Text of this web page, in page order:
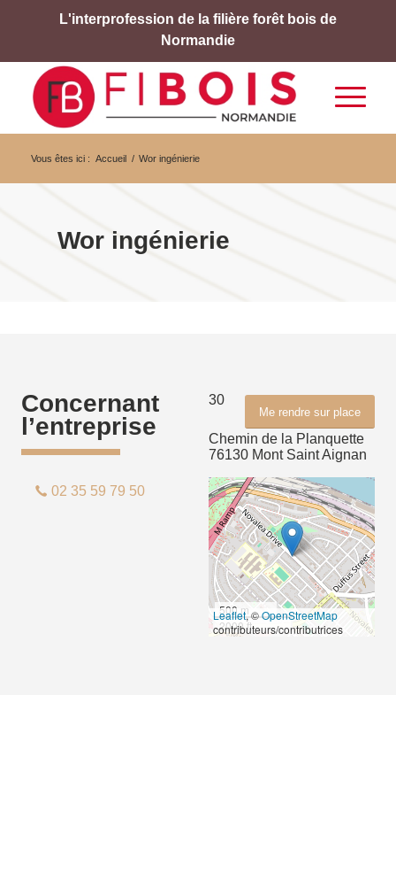
L'interprofession de la filière forêt bois de
Normandie
Vous êtes ici : Accueil / Wor ingénierie
Wor ingénierie
Concernant
l’entreprise
02 35 59 79 50
Me rendre sur place
30
Chemin de la Planquette
76130 Mont Saint Aignan
500 m
2000 ft
Leaflet, ©OpenStreetMap
contributeurs/contributrices